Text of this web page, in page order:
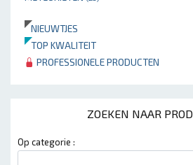
NIEUWTJES
TOP KWALITEIT
PROFESSIONELE PRODUCTEN
ZOEKEN NAAR
Op categorie :